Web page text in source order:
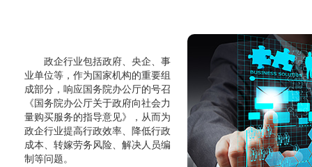
政企行业包括政府、央企、事
业单位等，作为国家机构的重要组
成部分，响应国务院办公厅的号召
《国务院办公厅关于政府向社会力
量购买服务的指导意见》，从而为
政企行业提高行政效率、降低行政
成本、转嫁劳务风险、解决人员编
制等问题。